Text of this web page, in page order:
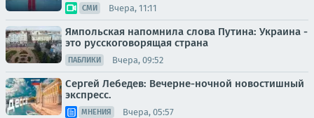
СМИ Вчера, 11:11
Ямпольская напомнила слова Путина: Украина -
это русскоговорящая страна
ПАБЛИКИ Вчера, 09:52
Сергей Лебедев: Вечерне-ночной новостишный
экспресс.
МНЕНИЯ Вчера, 05:57